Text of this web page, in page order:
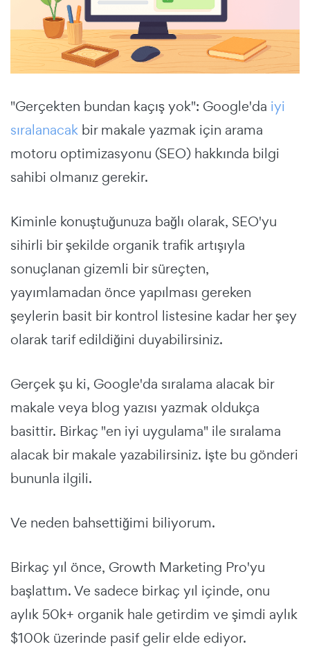
"Gerçekten bundan kaçış yok": Google'da iyi
sıralanacak bir makale yazmak için arama
motoru optimizasyonu (SEO) hakkında bilgi
sahibi olmanız gerekir.
Kiminle konuştuğunuza bağlı olarak, SEO'yu
sihirli bir şekilde organik trafik artışıyla
sonuçlanan gizemli bir süreçten,
yayımlamadan önce yapılması gereken
şeylerin basit bir kontrol listesine kadar her şey
olarak tarif edildiğini duyabilirsiniz.
Gerçek şu ki, Google'da sıralama alacak bir
makale veya blog yazısı yazmak oldukça
basittir. Birkaç "en iyi uygulama" ile sıralama
alacak bir makale yazabilirsiniz. İşte bu gönderi
bununla ilgili.
Ve neden bahsettiğimi biliyorum.
Birkaç yıl önce, Growth Marketing Pro'yu
başlattım. Ve sadece birkaç yıl içinde, onu
aylık 50k+ organik hale getirdim ve şimdi aylık
$100k üzerinde pasif gelir elde ediyor.